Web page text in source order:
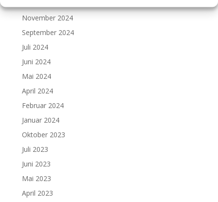
November 2024
September 2024
Juli 2024
Juni 2024
Mai 2024
April 2024
Februar 2024
Januar 2024
Oktober 2023
Juli 2023
Juni 2023
Mai 2023
April 2023